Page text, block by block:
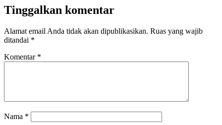
Tinggalkan komentar
Alamat email Anda tidak akan dipublikasikan. Ruas yang wajib
ditandai *
Komentar *
Nama *